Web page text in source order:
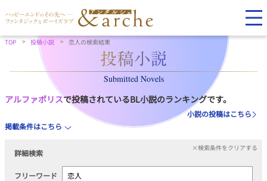
TOP 投稿小説 恋人の検索結果
Submitted Novels
アルファポリスで投稿されているBL小説のランキングです。
小説の投稿はこちら
掲載条件はこちら
詳細検索
×検索条件をクリアする
フリーワード